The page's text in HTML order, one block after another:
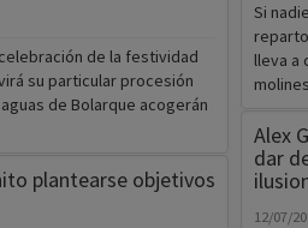
de la festividad
su particular procesión
de Bolarque acogerán
plantearse objetivos
Si
lleva a
Alex
dar
12/07/